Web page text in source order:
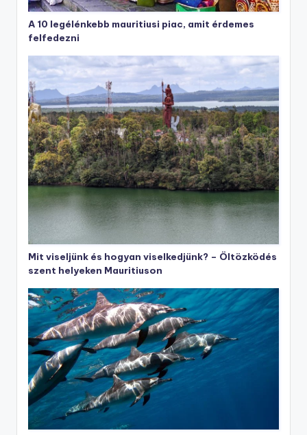
A 10 legélénkebb mauritiusi piac, amit érdemes
felfedezni
Mit viseljünk és hogyan viselkedjünk? – Öltözködés
szent helyeken Mauritiuson